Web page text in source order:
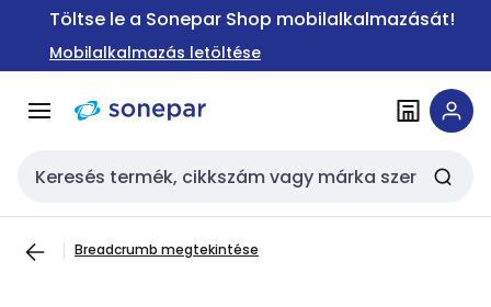
Ugrás a
Ugrás a
tartalomra
Töltse le a Sonepar Shop mobilalkalmazását!
Mobilalkalmazás letöltése
Keresési bemenet
Breadcrumb megtekintése